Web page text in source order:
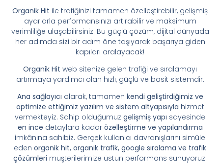
Organik Hit ile trafiğinizi tamamen özelleştirebilir, gelişmiş
ayarlarla performansınızı artırabilir ve maksimum
verimliliğe ulaşabilirsiniz. Bu güçlü çözüm, dijital dünyada
her adımda sizi bir adım öne taşıyarak başarıya giden
kapıları aralayacak!
Organik Hit web sitenize gelen trafiği ve sıralamayı
artırmaya yardımcı olan hızlı, güçlü ve basit sistemdir.
Ana sağlayıcı olarak, tamamen kendi geliştirdiğimiz ve
optimize ettiğimiz yazılım ve sistem altyapısıyla hizmet
vermekteyiz. Sahip olduğumuz gelişmiş yapı sayesinde
en ince detaylara kadar özelleştirme ve yapılandırma
imkânına sahibiz. Gerçek kullanıcı davranışlarını simüle
eden organik hit, organik trafik, google sıralama ve trafik
çözümleri müşterilerimize üstün performans sunuyoruz.